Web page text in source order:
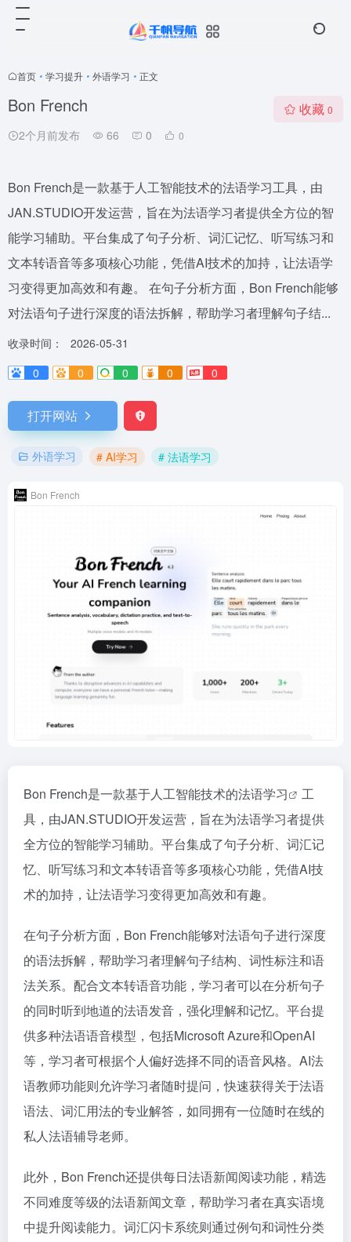
首页 • 学习提升 • 外语学习 • 正文
Bon French
2个月前发布 66 0 0
收藏 0
Bon French是一款基于人工智能技术的法语学习工具，由
JAN.STUDIO开发运营，旨在为法语学习者提供全方位的智
能学习辅助。平台集成了句子分析、词汇记忆、听写练习和
文本转语音等多项核心功能，凭借AI技术的加持，让法语学
习变得更加高效和有趣。 在句子分析方面，Bon French能够
对法语句子进行深度的语法拆解，帮助学习者理解句子结...
收录时间：
2026-05-31
0
0 0 0 0
打开网站
外语学习 # AI学习 # 法语学习
Bon French
Bon French是一款基于人工智能技术的法语学习
工
具，由JAN.STUDIO开发运营，旨在为法语学习者提供
全方位的智能学习辅助。平台集成了句子分析、词汇记
忆、听写练习和文本转语音等多项核心功能，凭借AI技
术的加持，让法语学习变得更加高效和有趣。
在句子分析方面，Bon French能够对法语句子进行深度
的语法拆解，帮助学习者理解句子结构、词性标注和语
法关系。配合文本转语音功能，学习者可以在分析句子
的同时听到地道的法语发音，强化理解和记忆。平台提
供多种法语语音模型，包括Microsoft Azure和OpenAI
等，学习者可根据个人偏好选择不同的语音风格。AI法
语教师功能则允许学习者随时提问，快速获得关于法语
语法、词汇用法的专业解答，如同拥有一位随时在线的
私人法语辅导老师。
此外，Bon French还提供每日法语新闻阅读功能，精选
不同难度等级的法语新闻文章，帮助学习者在真实语境
中提升阅读能力。词汇闪卡系统则通过例句和词性分类